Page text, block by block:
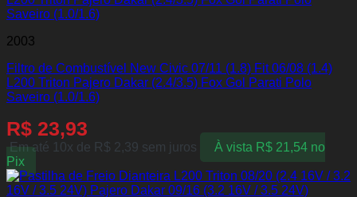
2003
Filtro de Combustível New Civic 07/11 (1.8) Fit 06/08 (1.4)
L200 Triton Pajero Dakar (2.4/3.5) Fox Gol Parati Polo
Saveiro (1.0/1.6)
R$ 23,93
Em até 10x de R$ 2,39 sem juros À vista R$21,54 no
Pix